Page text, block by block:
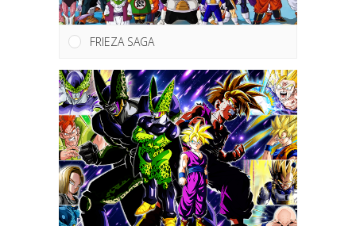
FRIEZA SAGA